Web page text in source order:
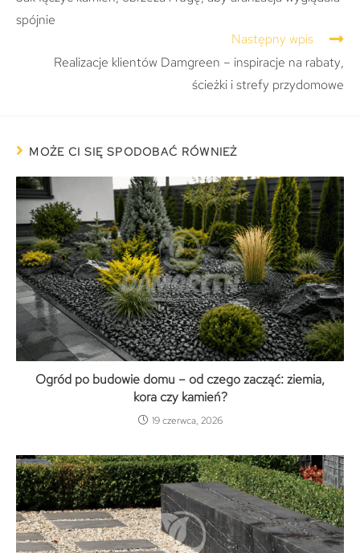
spójnie
Następny wpis
Realizacje klientów Damgreen – inspiracje na rabaty,
ścieżki i strefy przydomowe
MOŻE CI SIĘ SPODOBAĆ RÓWNIEŻ
Ogród po budowie domu – od czego zacząć: ziemia,
kora czy kamień?
19 czerwca, 2026